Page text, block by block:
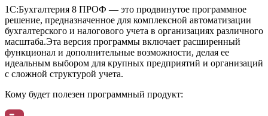
1С:Бухгалтерия 8 ПРОФ — это продвинутое программное
решение, предназначенное для комплексной автоматизации
бухгалтерского и налогового учета в организациях различного
масштаба.Эта версия программы включает расширенный
функционал и дополнительные возможности, делая ее
идеальным выбором для крупных предприятий и организаций
с сложной структурой учета.
Кому будет полезен программный продукт: